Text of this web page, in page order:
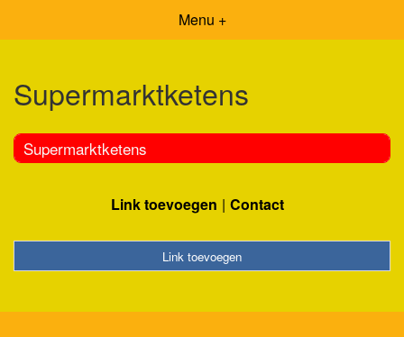
Menu +
Supermarktketens
Supermarktketens
Link toevoegen Contact
Link toevoegen